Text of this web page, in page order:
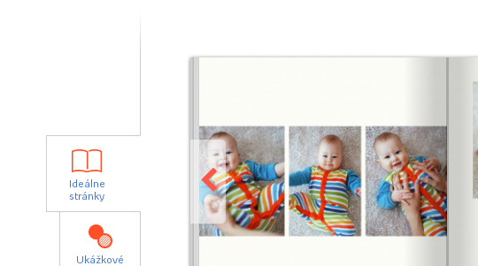
Ideálne
stránky
Ukážkové